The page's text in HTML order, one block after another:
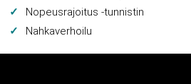
Nopeusrajoitus -tunnistin
Nahkaverhoilu